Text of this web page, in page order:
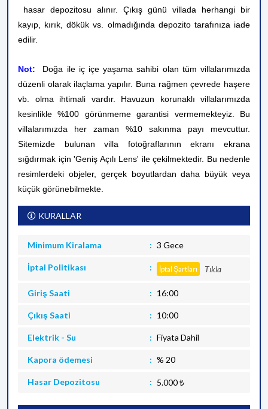
hasar depozitosu alınır. Çıkış günü villada herhangi bir
kayıp, kırık, dökük vs. olmadığında depozito tarafınıza iade
edilir.
Not: Doğa ile iç içe yaşama sahibi olan tüm villalarımızda
düzenli olarak ilaçlama yapılır. Buna rağmen çevrede haşere
vb. olma ihtimali vardır. Havuzun korunaklı villalarımızda
kesinlikle %100 görünmeme garantisi vermemekteyiz. Bu
villalarımızda her zaman %10 sakınma payı mevcuttur.
Sitemizde bulunan villa fotoğraflarının ekranı ekrana
sığdırmak için 'Geniş Açılı Lens' ile çekilmektedir. Bu nedenle
resimlerdeki objeler, gerçek boyutlardan daha büyük veya
küçük görünebilmekte.
KURALLAR
Minimum Kiralama 3 Gece
İptal Politikası İptal Şartları Tıkla
Giriş Saati 16:00
Çıkış Saati 10:00
Elektrik - Su Fiyata Dahil
Kapora ödemesi % 20
Hasar Depozitosu 5.000 ₺